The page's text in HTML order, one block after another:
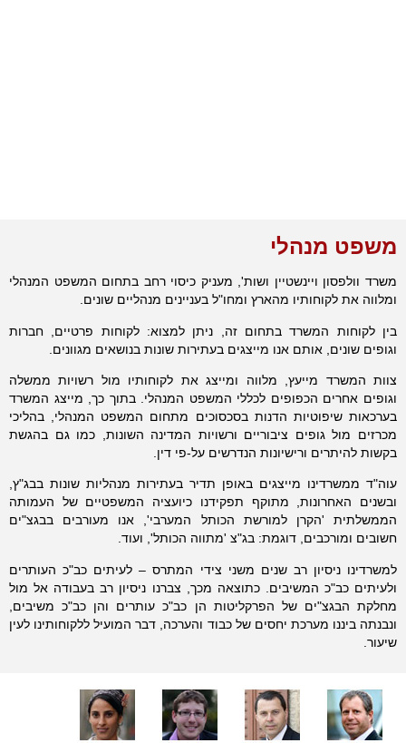
משפט מנהלי
משרד וולפסון ויינשטיין ושות', מעניק כיסוי רחב בתחום המשפט המנהלי
ומלווה את לקוחותיו מהארץ ומחו"ל בעניינים מנהליים שונים.
בין לקוחות המשרד בתחום זה, ניתן למצוא: לקוחות פרטיים, חברות
וגופים שונים, אותם אנו מייצגים בעתירות שונות בנושאים מגוונים.
צוות המשרד מייעץ, מלווה ומייצג את לקוחותיו מול רשויות ממשלה
וגופים אחרים הכפופים לכללי המשפט המנהלי. בתוך כך, מייצג המשרד
בערכאות שיפוטיות הדנות בסכסוכים מתחום המשפט המנהלי, בהליכי
מכרזים מול גופים ציבוריים ורשויות המדינה השונות, כמו גם בהגשת
בקשות להיתרים ורישיונות הנדרשים על-פי דין.
עוה"ד ממשרדינו מייצגים באופן תדיר בעתירות מנהליות שונות בבג"ץ,
ובשנים האחרונות, מתוקף תפקידנו כיועציה המשפטיים של העמותה
הממשלתית 'הקרן למורשת הכותל המערבי', אנו מעורבים בבגצ"ים
חשובים ומורכבים, דוגמת: בג"צ 'מתווה הכותל', ועוד.
למשרדינו ניסיון רב שנים משני צידי המתרס – לעיתים כב"כ העותרים
ולעיתים כב"כ המשיבים. כתוצאה מכך, צברנו ניסיון רב בעבודה אל מול
מחלקת הבגצ"ים של הפרקליטות הן כב"כ עותרים והן כב"כ משיבים,
ונבנתה ביננו מערכת יחסים של כבוד והערכה, דבר המועיל ללקוחותינו לעין
שיעור